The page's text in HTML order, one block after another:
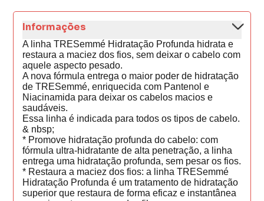
Informações
A linha TRESemmé Hidratação Profunda hidrata e
restaura a maciez dos fios, sem deixar o cabelo com
aquele aspecto pesado.
A nova fórmula entrega o maior poder de hidratação
de TRESemmé, enriquecida com Pantenol e
Niacinamida para deixar os cabelos macios e
saudáveis.
Essa linha é indicada para todos os tipos de cabelo.
& nbsp;
* Promove hidratação profunda do cabelo: com
fórmula ultra-hidratante de alta penetração, a linha
entrega uma hidratação profunda, sem pesar os fios.
* Restaura a maciez dos fios: a linha TRESemmé
Hidratação Profunda é um tratamento de hidratação
superior que restaura de forma eficaz e instantânea